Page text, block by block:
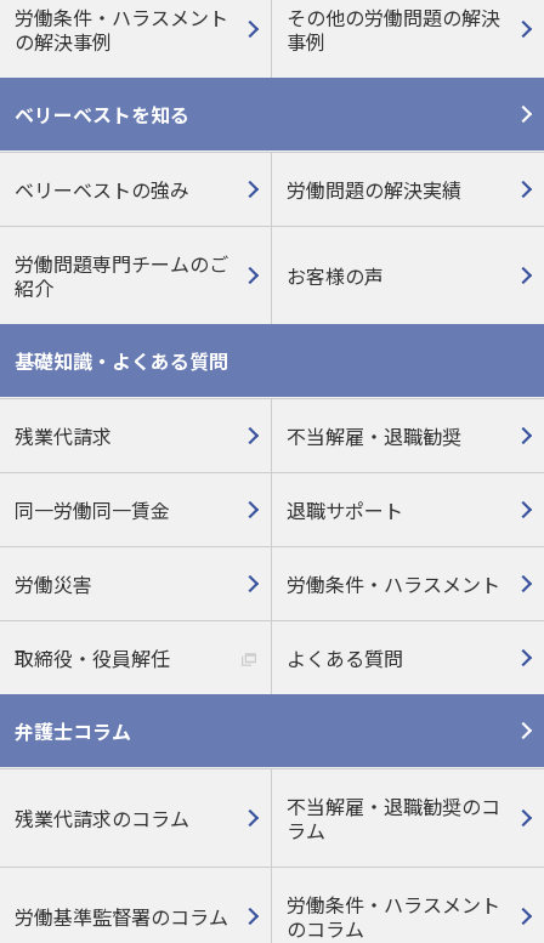
労働条件・ハラスメント
の解決事例
その他の労働問題の解決
事例
ベリーベストを知る
ベリーベストの強み 労働問題の解決実績
労働問題専門チームのご
紹介
お客様の声
基礎知識・よくある質問
残業代請求 不当解雇・退職勧奨
同一労働同一賃金 退職サポート
労働災害 労働条件・ハラスメント
取締役・役員解任 よくある質問
弁護士コラム
残業代請求のコラム
不当解雇・退職勧奨のコ
ラム
労働基準監督署のコラム
労働条件・ハラスメント
のコラム